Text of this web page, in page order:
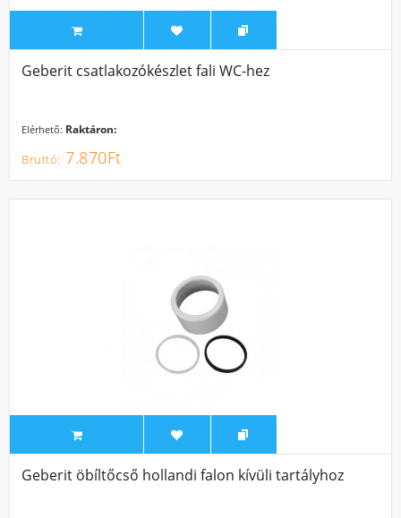
Geberit csatlakozókészlet fali WC-hez
Elérhető: Raktáron:
7.870Ft
Geberit öbíltőcső hollandi falon kívüli tartályhoz